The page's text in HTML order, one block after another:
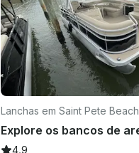
Lanchas em Saint Pete Beach
4.9